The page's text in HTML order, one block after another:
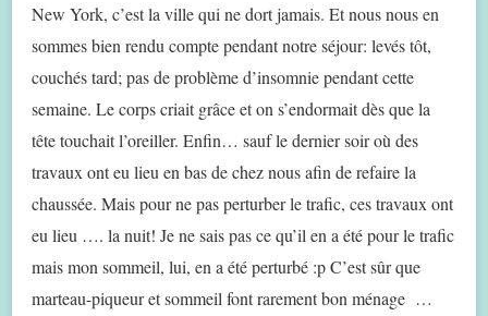
New York, c’est la ville qui ne dort jamais. Et nous nous en
sommes bien rendu compte pendant notre séjour: levés tôt,
couchés tard; pas de problème d’insomnie pendant cette
semaine. Le corps criait grâce et on s’endormait dès que la
tête touchait l’oreiller. Enfin… sauf le dernier soir où des
travaux ont eu lieu en bas de chez nous afin de refaire la
chaussée. Mais pour ne pas perturber le trafic, ces travaux ont
eu lieu …. la nuit! Je ne sais pas ce qu’il en a été pour le trafic
mais mon sommeil, lui, en a été perturbé :p C’est sûr que
marteau-piqueur et sommeil font rarement bon ménage …